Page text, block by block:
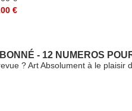
€
- 12 NUMEROS
? Art Absolument à le